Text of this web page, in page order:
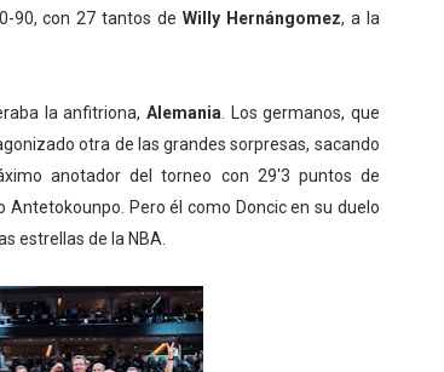
90, con 27 tantos deWilly Hernángomez, a la
la anfitriona, Alemania . Los germanos, que
otra de las grandes sorpresas, sacando
anotador del torneo con 29'3 puntos de
Pero él como Doncic en su duelo
estrellas de la NBA.